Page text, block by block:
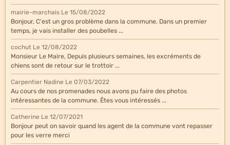
mairie-marchais Le 15/08/2022
Bonjour, C'est un gros problème dans la commune. Dans un premier
temps, je vais installer des poubelles ...
cochut Le 12/08/2022
Monsieur Le Maire, Depuis plusieurs semaines, les excréments de
chiens sont de retour sur le trottoir ...
Carpentier Nadine Le 07/03/2022
Au cours de nos promenades nous avons pu faire des photos
intéressantes de la commune. Êtes vous intéressés ...
Catherine Le 12/07/2021
Bonjour peut on savoir quand les agent de la commune vont repasser
pour les verre merci